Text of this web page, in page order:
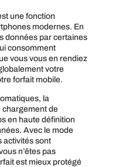
une fonction
modernes. En
données par certaines
consomment
vous vous en rendiez
votre
forfait mobile.
la
chargement de
en haute définition
Avec le mode
activités sont
n’êtes pas
est mieux protégé